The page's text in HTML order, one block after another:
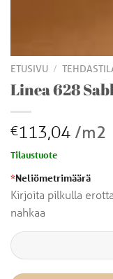
ETUSIVU /
Linea 628
€113,04 /m2
Tilaustuote
*Neliömetrimäärä
Kirjoita pilkulla
nahkaa